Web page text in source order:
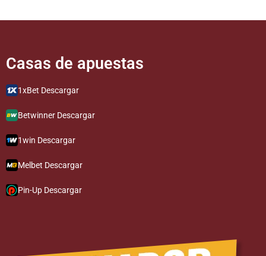
Casas de apuestas​
1xBet Descargar
Betwinner Descargar
1win Descargar
Melbet Descargar
Pin-Up Descargar